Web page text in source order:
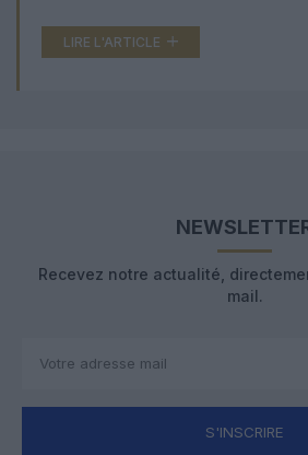
LIRE L'ARTICLE
Recevez notre actualité,
mail.
S'INSCRIRE